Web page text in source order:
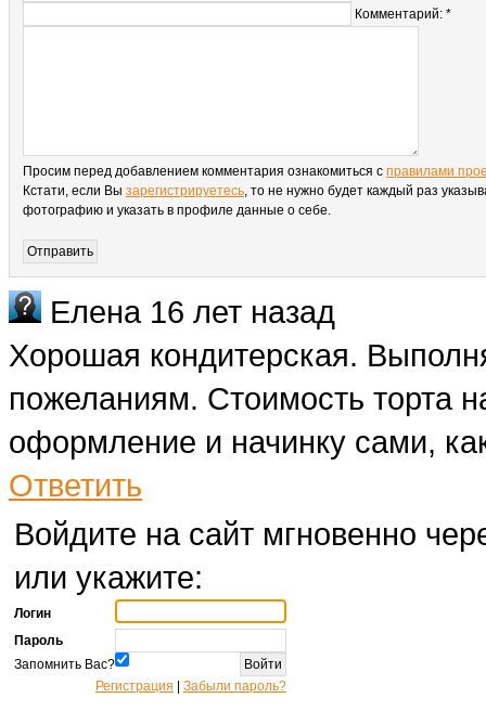
Комментарий: *
Просим перед добавлением комментария ознакомиться с правилами
Кстати, если Вы зарегистрируетесь, то не нужно будет каждый раз
фотографию и указать в профиле данные о себе.
Елена 16 лет назад
Хорошая кондитерская.
пожеланиям. Стоимость торта
оформление и начинку сами,
Ответить
Войдите на сайт мгновенно
или укажите:
Логин
Пароль
Запомнить Вас?
Регистрация
Забыли пароль?